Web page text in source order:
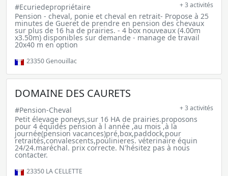
#Ecuriedepropriétaire + 3 activités
Pension - cheval, ponie et cheval en retrait- Propose à 25
minutes de Gueret de prendre en pension des chevaux
sur plus de 16 ha de prairies. - 4 box nouveaux (4.00m
x3.50m) disponibles sur demande - manage de travail
20x40 m en option
23350Genouillac
DOMAINE DES CAURETS
#Pension-Cheval + 3 activités
Petit élevage poneys,sur 16 HA de prairies.proposons
pour 4 équidés pension à l année ,au mois ,à la
journée(pension vacances)pré,box,paddock,pour
retraités,convalescents,poulinieres. véterinaire équin
24/24.maréchal. prix correcte. N'hésitez pas à nous
contacter.
23350 LA CELLETTE